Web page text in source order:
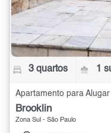
3 quartos 1
Apartamento para
Brooklin
Zona Sul - São Paulo